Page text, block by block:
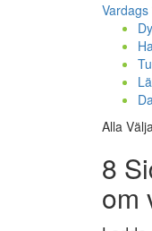
Vardags
Alla
8
om